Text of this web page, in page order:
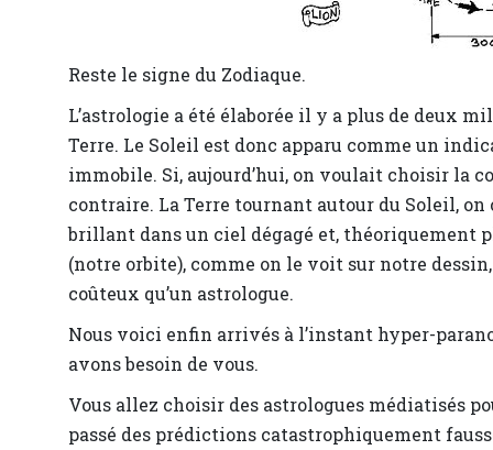
Reste le signe du Zodiaque.
L’astrologie a été élaborée il y a plus de deux
Terre. Le Soleil est donc apparu comme un
immobile. Si, aujourd’hui, on voulait choisir la
contraire. La Terre tournant autour du Soleil,
brillant dans un ciel dégagé et, théoriquement
(notre orbite), comme on le voit sur notre
coûteux qu’un astrologue.
Nous voici enfin arrivés à l’instant hyper-
avons besoin de vous.
Vous allez choisir des astrologues médiatisés
passé des prédictions catastrophiquement